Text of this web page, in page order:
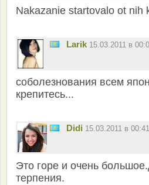
Nakazanie startovalo ot nih
Larik 15.03.2011 в
соболезнования всем
крепитесь...
Didi 15.03.2011 в
Это горе и очень
терпения.